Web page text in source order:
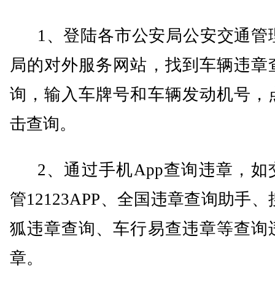
1、登陆各市公安局公安交通管
局的对外服务网站，找到车辆违章
询，输入车牌号和车辆发动机号，
击查询。
2、通过手机App查询违章，如
管12123APP、全国违章查询助手、
狐违章查询、车行易查违章等查询
章。